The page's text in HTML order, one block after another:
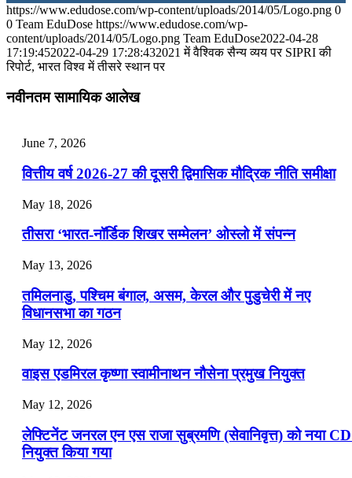
July 31, 2026
📝 डेली करेंट अफेयर्स: 28-31 जुलाई 2026
July 25, 2026
📝 डेली करेंट अफेयर्स: 22-24 जुलाई 2026
July 22, 2026
📝 डेली करेंट अफेयर्स: 19-21 जुलाई 2026
July 19, 2026
📝 डेली करेंट अफेयर्स: 16-18 जुलाई 2026
https://www.edudose.com/wp-content/uploads/2014/05/Logo.png 0
0 Team EduDose https://www.edudose.com/wp-
content/uploads/2014/05/Logo.png Team EduDose2022-04-28
17:19:452022-04-29 17:28:432021 में वैश्विक सैन्य व्यय पर SIPRI की
रिपोर्ट, भारत विश्व में तीसरे स्थान पर
नवीनतम सामायिक आलेख
June 7, 2026
वित्तीय वर्ष 2026-27 की दूसरी द्विमासिक मौद्रिक नीति समीक्षा
May 18, 2026
तीसरा ‘भारत-नॉर्डिक शिखर सम्मेलन’ ओस्लो में संपन्न
May 13, 2026
तमिलनाडु, पश्चिम बंगाल, असम, केरल और पुडुचेरी में नए
विधानसभा का गठन
May 12, 2026
वाइस एडमिरल कृष्णा स्वामीनाथन नौसेना प्रमुख नियुक्त
May 12, 2026
लेफ्टिनेंट जनरल एन एस राजा सुब्रमणि (सेवानिवृत्त) को नया
नियुक्त किया गया